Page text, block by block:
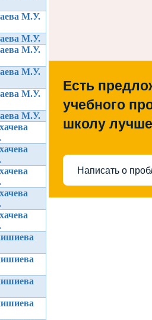
М.У.
М.У.
М.У.
М.У.
М.У.
М.У.
Есть
учебного
школу
Написать о